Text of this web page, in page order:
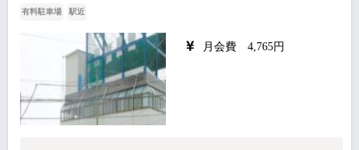
有料駐車場 駅近
月会費 4,765円